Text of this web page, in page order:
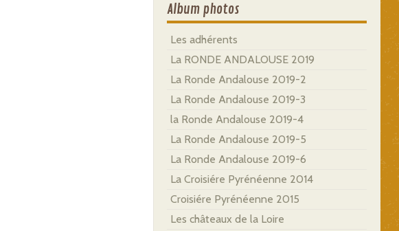
Album photos
Les adhérents
La RONDE ANDALOUSE 2019
La Ronde Andalouse 2019-2
La Ronde Andalouse 2019-3
la Ronde Andalouse 2019-4
La Ronde Andalouse 2019-5
La Ronde Andalouse 2019-6
La Croisiére Pyrénéenne 2014
Croisiére Pyrénéenne 2015
Les châteaux de la Loire